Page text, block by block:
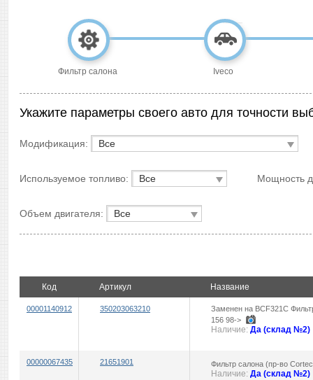
Фильтр салона Iveco
Укажите параметры своего авто для точности
Модификация: Все
Используемое топливо: Все Мощность
Объем двигателя: Все
Код Артикул Название
00001140912 350203063210
Заменен на BCF321C
156 98->
Наличие: Да (склад №2)
00000067435 21651901 Фильтр салона (пр-во
Наличие: Да (склад №2)